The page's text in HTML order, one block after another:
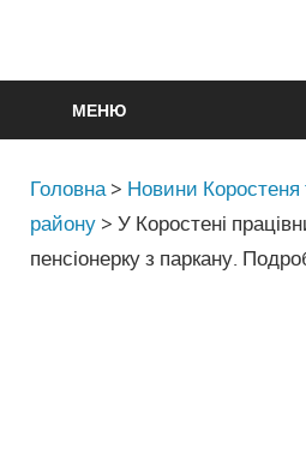
МЕНЮ
Головна > Новини Коростеня
району >У Коростені
пенсіонерку з паркану.